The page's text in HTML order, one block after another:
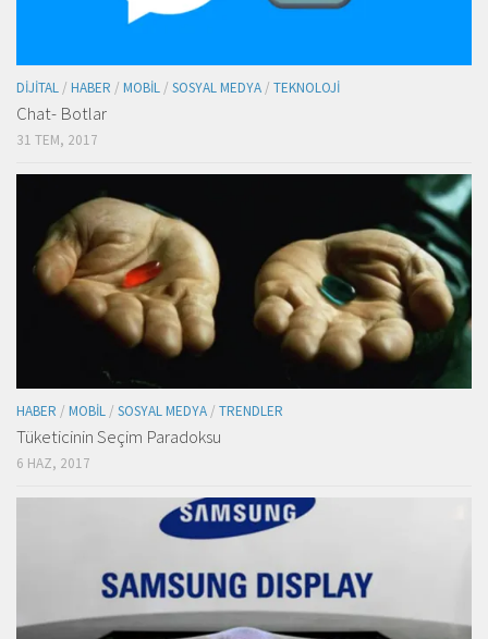
DIJITAL / HABER / MOBIL / SOSYAL MEDYA / TEKNOLOJI
Chat- Botlar
31 TEM, 2017
HABER / MOBIL / SOSYAL MEDYA / TRENDLER
Tüketicinin Seçim Paradoksu
6 HAZ, 2017